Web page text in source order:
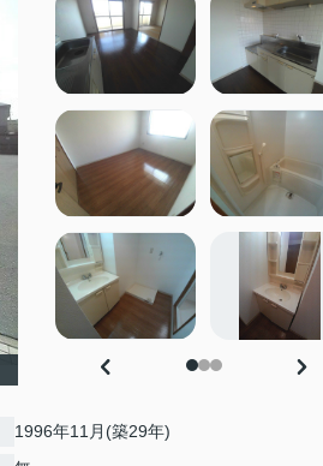
1996年11月(築29年)